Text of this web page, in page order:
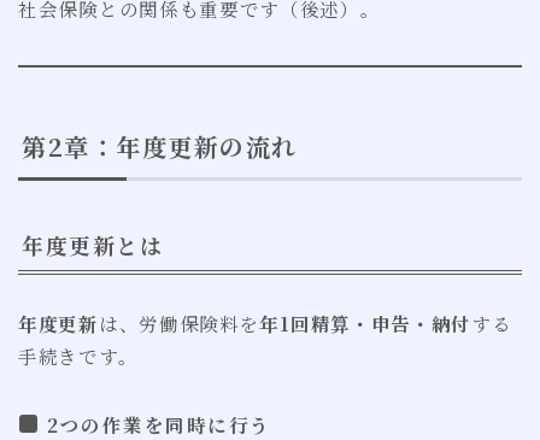
社会保険との関係も重要です（後述）。
第2章：年度更新の流れ
年度更新とは
年度更新は、労働保険料を年1回精算・申告・納付する
手続きです。
2つの作業を同時に行う